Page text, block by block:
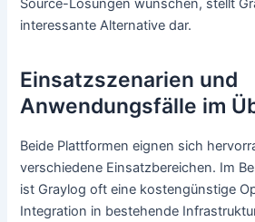
Source-Lösungen wünschen, stellt
interessante Alternative dar.
Einsatzszenarien und
Anwendungsfälle im
Beide Plattformen eignen sich
verschiedene Einsatzbereichen. Im
ist Graylog oft eine kostengünstige
Integration in bestehende